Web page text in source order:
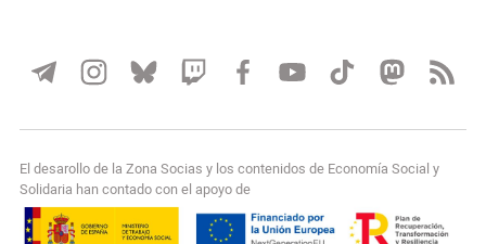
El desarollo de la Zona Socias y los contenidos de Economía Social y
Solidaria han contado con el apoyo de